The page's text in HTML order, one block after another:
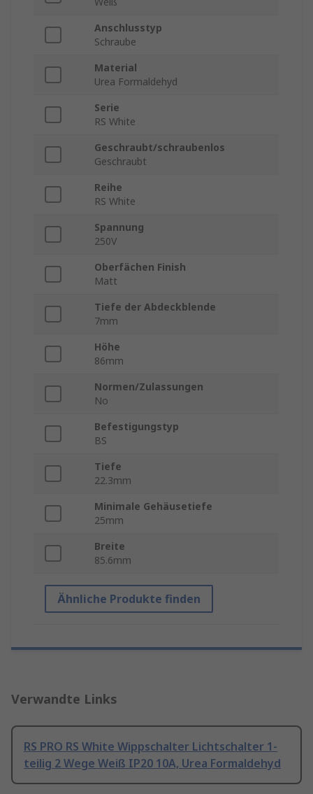
Anschlusstyp
Schraube
Material
Urea Formaldehyd
Serie
RS White
Geschraubt/schraubenlos
Geschraubt
Reihe
RS White
Spannung
250V
Oberfächen Finish
Matt
Tiefe der Abdeckblende
7mm
Höhe
86mm
Normen/Zulassungen
No
Befestigungstyp
BS
Tiefe
22.3mm
Minimale Gehäusetiefe
25mm
Breite
85.6mm
Ähnliche Produkte finden
Verwandte Links
RS PRO RS White Wippschalter Lichtschalter 1-
teilig 2 Wege Weiß IP20 10A, Urea Formaldehyd